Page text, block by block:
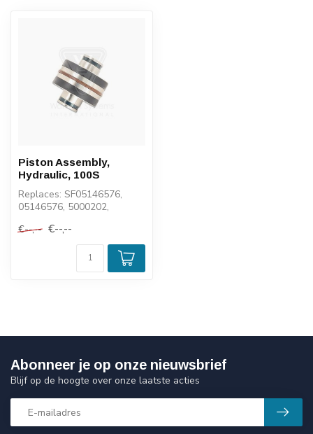
Piston Assembly,
Hydraulic, 100S
Replaces: SF05146576,
05146576, 5000202,
€--,-- €--,--
Abonneer je op onze nieuwsbrief
Blijf op de hoogte over onze laatste acties